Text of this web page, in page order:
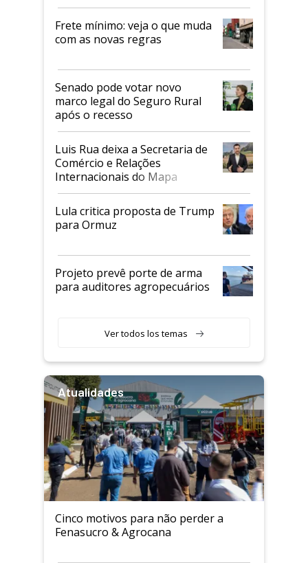
Frete mínimo: veja o que muda
com as novas regras
Senado pode votar novo
marco legal do Seguro Rural
após o recesso
Luis Rua deixa a Secretaria de
Comércio e Relações
Internacionais do Mapa
Lula critica proposta de Trump
para Ormuz
Projeto prevê porte de arma
para auditores agropecuários
Ver todos los temas
Atualidades
Cinco motivos para não perder a
Fenasucro & Agrocana